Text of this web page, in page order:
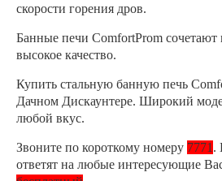
скорости горения дров.
Банные печи ComfortProm сочетают
высокое качество.
Купить стальную банную печь
Дачном Дискаунтере. Широкий
любой вкус.
Звоните по короткому номеру 7771 .
ответят на любые интересующие